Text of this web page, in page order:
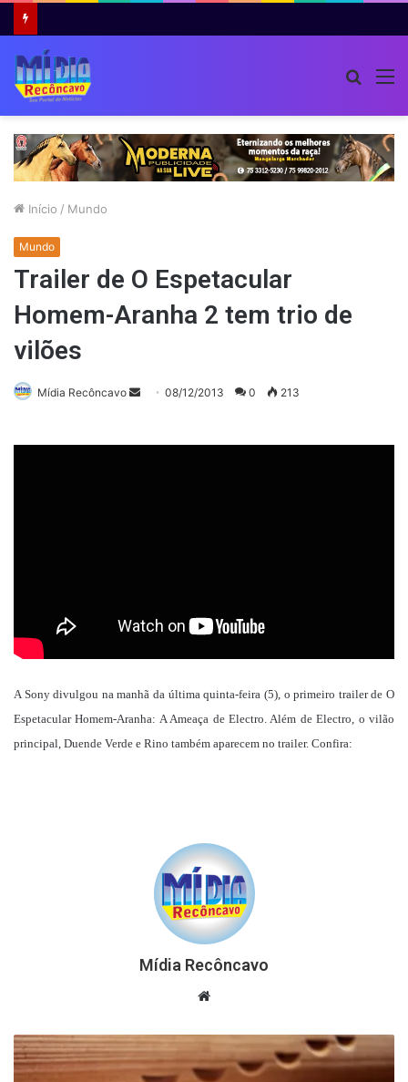
Início / Mundo
Mundo
Trailer de O Espetacular
Homem-Aranha 2 tem trio de
vilões
Mídia Recôncavo
Mande08/12/2013 0 213
A Sony divulgou na manhã da última quinta-feira (5), o primeiro trailer de O
Espetacular Homem-Aranha: A Ameaça de Electro. Além de Electro, o vilão
principal, Duende Verde e Rino também aparecem no trailer. Confira:
Mídia Recôncavo
Website